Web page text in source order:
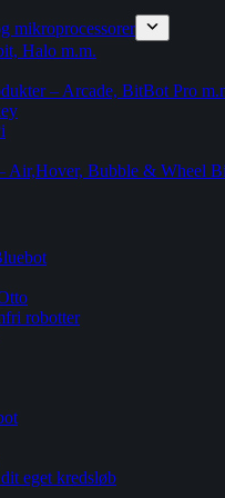
mikroprocessorer
Halo m.m.
– Arcade, BitBot Pro
Air,Hover, Bubble & Wheel
robotter
eget kredsløb